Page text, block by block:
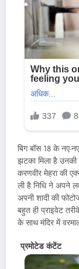
बिग बॉस 18 के नए-
झटका मिला है उनकी
करणवीर मेहरा की
ली है निधि ने अपने
अपनी शादी की
बहुत ही प्राइवेट
के साथ मंदिर में